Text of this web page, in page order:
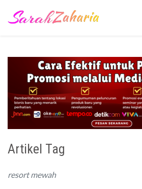
Artikel Tag
resort mewah